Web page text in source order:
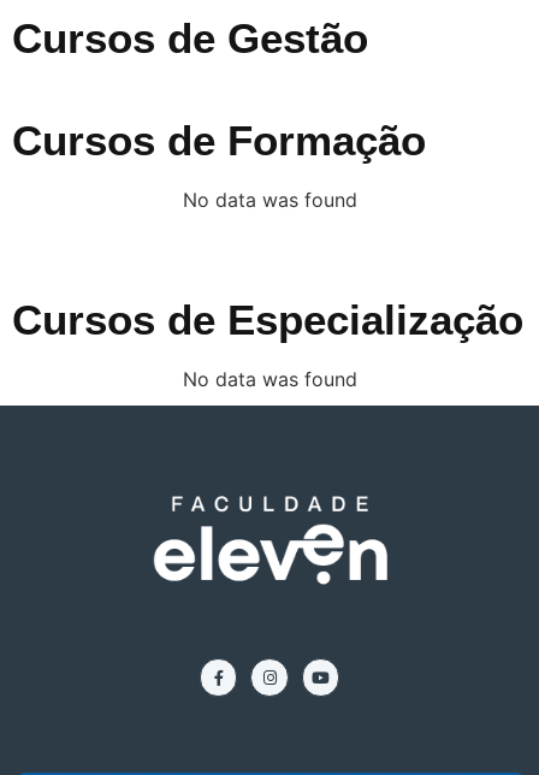
Cursos de Gestão
Cursos de Formação
No data was found
Cursos de Especialização
No data was found